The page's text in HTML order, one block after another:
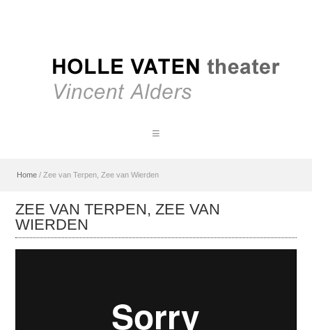
Home / Zee van Terpen, Zee van Wierden
ZEE VAN TERPEN, ZEE VAN
WIERDEN